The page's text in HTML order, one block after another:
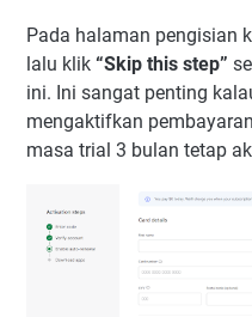
Pada halaman pengisian
lalu klik “Skip this step”
ini. Ini sangat penting
mengaktifkan
masa trial 3 bulan tetap